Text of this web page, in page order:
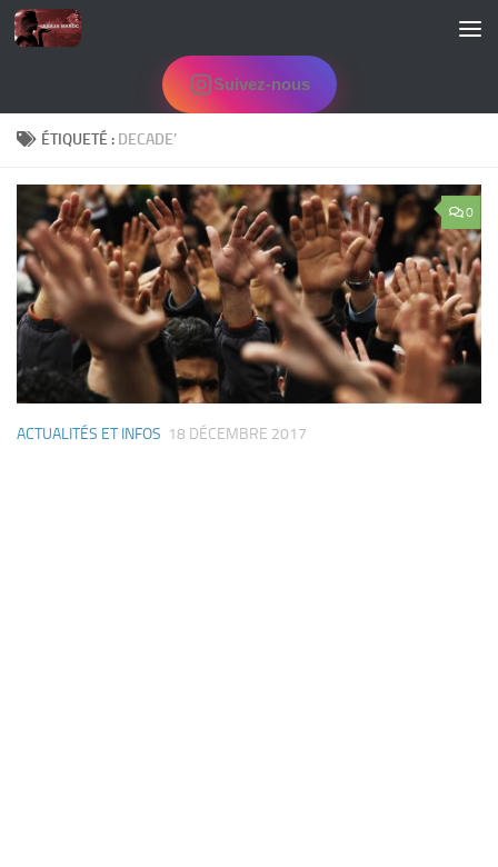
Skip to content
Suivez-nous
ÉTIQUETÉ : DECADE’
0
ACTUALITÉS ET INFOS 18 DÉCEMBRE 2017